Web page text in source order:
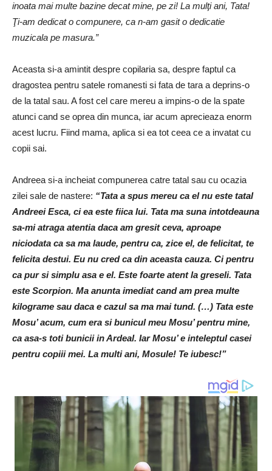
inoata mai multe bazine decat mine, pe zi! La mulţi ani, Tata!
Ţi-am dedicat o compunere, ca n-am gasit o dedicatie
muzicala pe masura.”
Aceasta si-a amintit despre copilaria sa, despre faptul ca
dragostea pentru satele romanesti si fata de tara a deprins-o
de la tatal sau. A fost cel care mereu a impins-o de la spate
atunci cand se oprea din munca, iar acum aprecieaza enorm
acest lucru. Fiind mama, aplica si ea tot ceea ce a invatat cu
copii sai.
Andreea si-a incheiat compunerea catre tatal sau cu ocazia
zilei sale de nastere: “Tata a spus mereu ca el nu este tatal
Andreei Esca, ci ea este fiica lui. Tata ma suna intotdeauna
sa-mi atraga atentia daca am gresit ceva, aproape
niciodata ca sa ma laude, pentru ca, zice el, de felicitat, te
felicita destui. Eu nu cred ca din aceasta cauza. Ci pentru
ca pur si simplu asa e el. Este foarte atent la greseli. Tata
este Scorpion. Ma anunta imediat cand am prea multe
kilograme sau daca e cazul sa ma mai tund. (…) Tata este
Mosu’ acum, cum era si bunicul meu Mosu’ pentru mine,
ca asa-s toti bunicii in Ardeal. Iar Mosu’ e inteleptul casei
pentru copiii mei. La multi ani, Mosule! Te iubesc!”